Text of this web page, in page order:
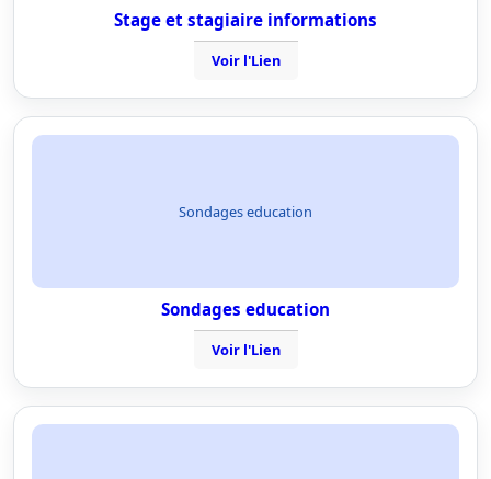
Stage et stagiaire informations
Voir l'Lien
Sondages education
Sondages education
Voir l'Lien